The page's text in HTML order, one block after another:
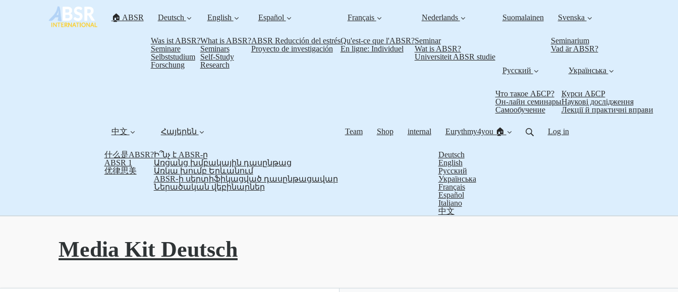
🏠 ABSR Deutsch
Was ist ABSR?
Seminare
Selbststudium
Forschung
English
What is ABSR?
Seminars
Self-Study
Research
Español
ABSR Reducción del estrés
Proyecto de investigación
Français
Qu'est-ce que l'ABSR?
En ligne: Individuel
Nederlands
Seminar
Wat is ABSR?
Universiteit ABSR studie
Suomalainen Svenska
Seminarium
Vad är ABSR?
Русский
Что такое АБСР?
Он-лайн семинары
Самообучение
Українська
Курси АБСР
Наукові дослідження
Лекції й практичні вправи
中文
什么是ABSR?
ABSR 1
优律思美
Հայերեն
Ի՞նչ է ABSR-ը
Առցանց խմբակային դասընթաց
Առկա խումբ Երևանում
ABSR֊ի սերտիֆիկացված դասընթացավար
Ներածական վեբինարներ
Team Shop internal Eurythmy4you 🏠
Deutsch
English
Русский
Українська
Français
Español
Italiano
中文
Log in
Media Kit Deutsch